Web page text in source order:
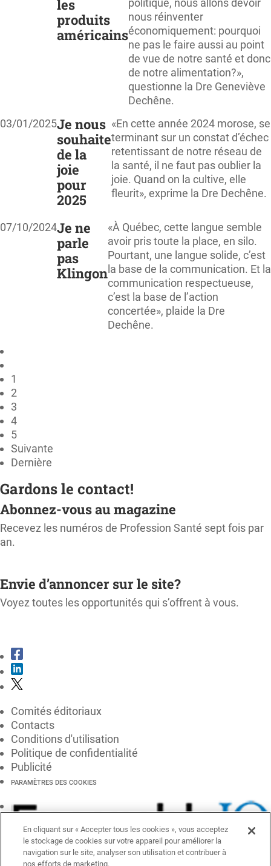
les
produits
américains
nous réinventer
économiquement: pourquoi
ne pas le faire aussi au point
de vue de notre santé et donc
de notre alimentation?»,
questionne la Dre Geneviève
Dechêne.
03/01/2025Je nous
souhaite
de la
joie
pour
2025
«En cette année 2024 morose, se
terminant sur un constat d’échec
retentissant de notre réseau de
la santé, il ne faut pas oublier la
joie. Quand on la cultive, elle
fleurit», exprime la Dre Dechêne.
07/10/2024Je ne
parle
pas
Klingon
«À Québec, cette langue semble
avoir pris toute la place, en silo.
Pourtant, une langue solide, c’est
la base de la communication. Et la
communication respectueuse,
c’est la base de l’action
concertée», plaide la Dre
Dechêne.
1
2
3
4
5
Suivante
Dernière
Gardons le contact!
Abonnez-vous au magazine
Recevez les numéros de Profession Santé sept fois par
an.
Envie d’annoncer sur le site?
Voyez toutes les opportunités qui s’offrent à vous.
Comités éditoriaux
Contacts
Conditions d'utilisation
Politique de confidentialité
Publicité
PARAMÈTRES DES COOKIES
En cliquant sur « Accepter tous les cookies », vous acceptez
le stockage de cookies sur votre appareil pour améliorer la
navigation sur le site, analyser son utilisation et contribuer à
nos efforts de marketing.